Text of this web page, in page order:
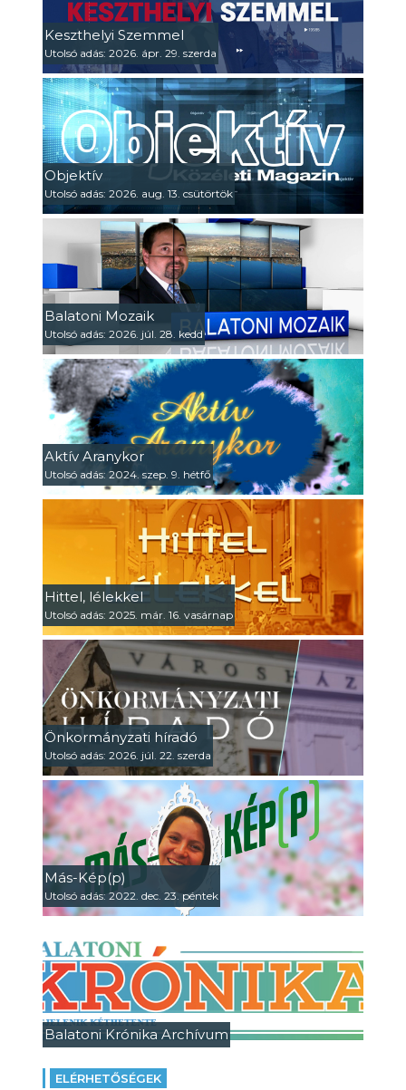
Keszthelyi Szemmel
Utolsó adás: 2026. ápr. 29. szerda
Objektív
Utolsó adás: 2026. aug. 13. csütörtök
Balatoni Mozaik
Utolsó adás: 2026. júl. 28. kedd
Aktív Aranykor
Utolsó adás: 2024. szep. 9. hétfő
Hittel, lélekkel
Utolsó adás: 2025. már. 16. vasárnap
Önkormányzati híradó
Utolsó adás: 2026. júl. 22. szerda
Más-Kép(p)
Utolsó adás: 2022. dec. 23. péntek
Balatoni Krónika Archívum
ELÉRHETŐSÉGEK